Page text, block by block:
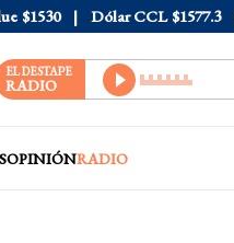
Dólar CCL $1577.3 Euro
EL DESTAPE
RADIO
OPINIÓNRADIO